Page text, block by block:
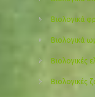
Βιολογικά
Βιολογικά
Βιολογικές
Βιολογικές